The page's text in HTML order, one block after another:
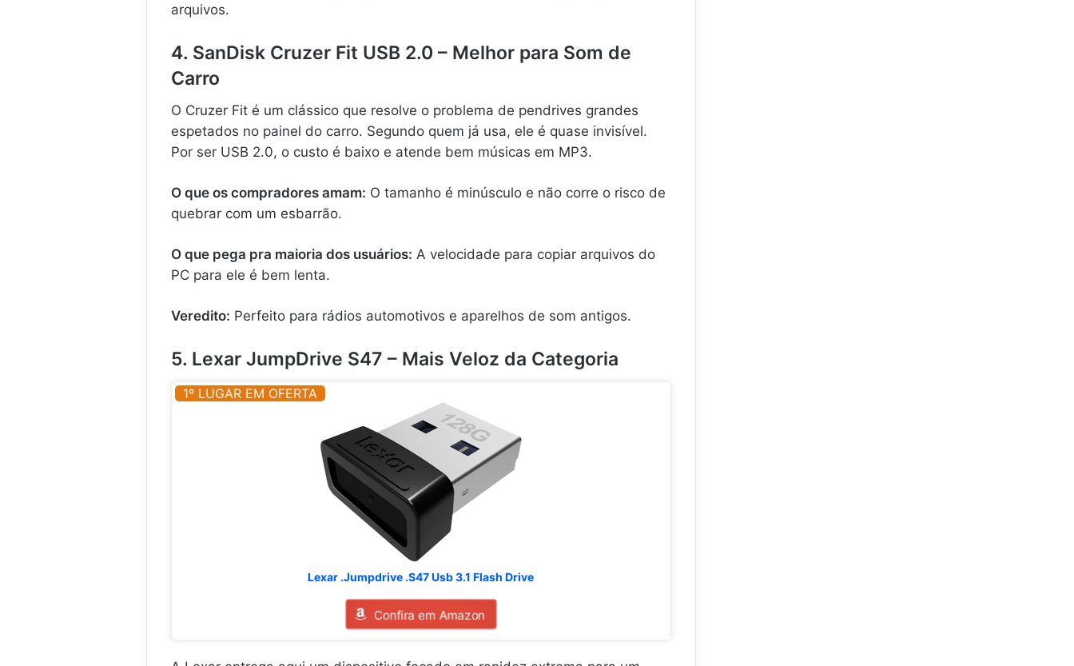
arquivos.
4. SanDisk Cruzer Fit USB 2.0 – Melhor para Som de
Carro
O Cruzer Fit é um clássico que resolve o problema de pendrives grandes
espetados no painel do carro. Segundo quem já usa, ele é quase invisível.
Por ser USB 2.0, o custo é baixo e atende bem músicas em MP3.
O que os compradores amam: O tamanho é minúsculo e não corre o risco de
quebrar com um esbarrão.
O que pega pra maioria dos usuários: A velocidade para copiar arquivos do
PC para ele é bem lenta.
Veredito: Perfeito para rádios automotivos e aparelhos de som antigos.
5. Lexar JumpDrive S47 – Mais Veloz da Categoria
1º LUGAR EM OFERTA
Lexar .Jumpdrive .S47 Usb 3.1 Flash Drive
Confira em Amazon